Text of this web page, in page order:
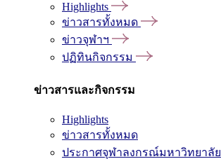
Highlights
ข่าวสารทั้งหมด
ข่าวจุฬาฯ
ปฏิทินกิจกรรม
ข่าวสารและกิจกรรม
Highlights
ข่าวสารทั้งหมด
ประกาศจุฬาลงกรณ์มหาวิทยาลัย